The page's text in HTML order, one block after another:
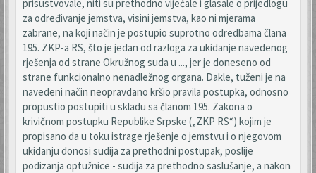
prisustvovale, niti su prethodno vijećale i glasale o prijedlogu
za određivanje jemstva, visini jemstva, kao ni mjerama
zabrane, na koji način je postupio suprotno odredbama člana
195. ZKP-a RS, što je jedan od razloga za ukidanje navedenog
rješenja od strane Okružnog suda u ..., jer je doneseno od
strane funkcionalno nenadležnog organa. Dakle, tuženi je na
navedeni način neopravdano kršio pravila postupka, odnosno
propustio postupiti u skladu sa članom 195. Zakona o
krivičnom postupku Republike Srpske („ZKP RS“) kojim je
propisano da u toku istrage rješenje o jemstvu i o njegovom
ukidanju donosi sudija za prethodni postupak, poslije
podizanja optužnice - sudija za prethodno saslušanje, a nakon